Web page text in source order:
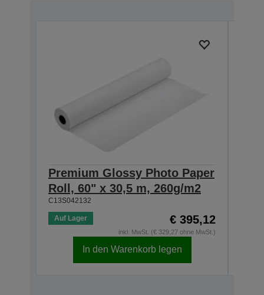
Premium Glossy Photo Paper
Roll, 60" x 30,5 m, 260g/m2
C13S042132
Auf Lager € 395,12
inkl. MwSt. (€ 329,27 ohne MwSt.)
In den Warenkorb legen